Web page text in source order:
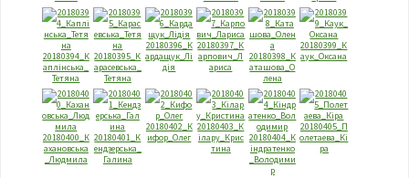
20180394_К
аплiнська_
Тетяна
20180395_К
арасевська_
Тетяна
20180396_К
ардащук_Лi
дiя
20180397_К
арпович_Л
ариса
20180398_К
аташова_О
лена
20180399_К
аук_Оксана
20180400_К
ахановська
_Людмила
20180401_К
ендзерська_
Галина
20180402_К
ифор_Олег
20180403_К
iлару_Крис
тина
20180404_К
iндратенко
_Володими
р
20180405_П
олeтаeва_Кi
ра